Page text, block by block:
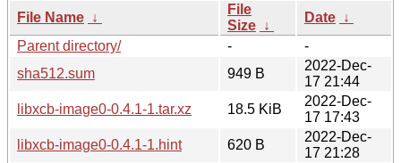
File Name ↓
File
Size ↓
Date ↓
Parent directory/
-
-
sha512.sum
949 B
2022-Dec-
17 21:44
libxcb-image0-0.4.1-1.tar.xz
18.5 KiB
2022-Dec-
17 17:43
libxcb-image0-0.4.1-1.hint
620 B
2022-Dec-
17 21:28